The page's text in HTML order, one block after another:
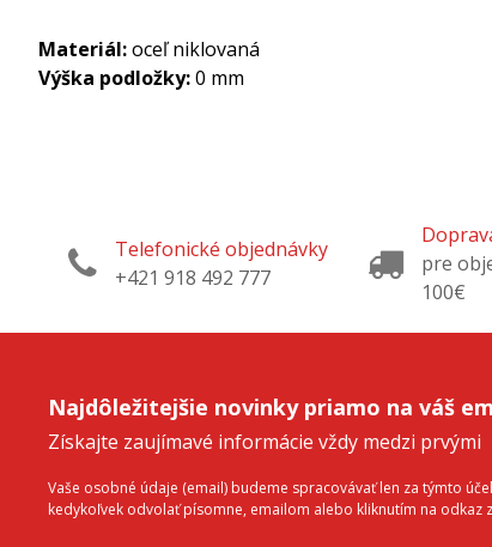
Materiál:oceľ niklovaná
Výška podložky:0 mm
Telefonické objednávky
+421 918 492 777
pre
100€
Najdôležitejšie novinky priamo na váš
Získajte zaujímavé informácie vždy medzi prvými
Vaše osobné údaje (email) budeme spracovávať len za týmto
kedykoľvek odvolať písomne, emailom alebo kliknutím na odkaz